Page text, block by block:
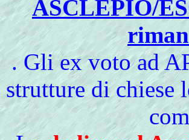
ASCLEPIO/
. Gli ex voto ad
strutture di chiese